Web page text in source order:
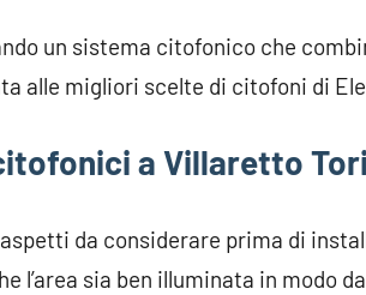
un sistema citofonico che
alle migliori scelte di citofoni di
a Villaretto
da considerare prima di
l’area sia ben illuminata in modo